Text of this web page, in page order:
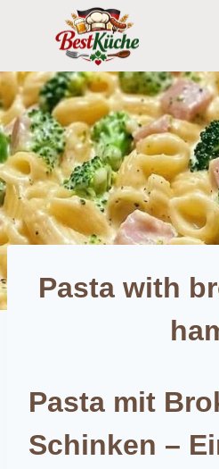
Pasta with
Pasta mit
Schinken –